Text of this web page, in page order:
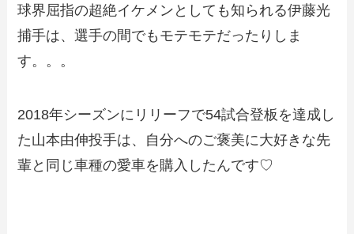
球界屈指の超絶イケメンとしても知られる伊藤光
捕手は、選手の間でもモテモテだったりしま
す。。。
2018年シーズンにリリーフで54試合登板を達成し
た山本由伸投手は、自分へのご褒美に大好きな先
輩と同じ車種の愛車を購入したんです♡